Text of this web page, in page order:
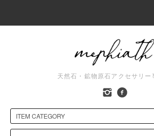
天然石・鉱物原石アクセサリー